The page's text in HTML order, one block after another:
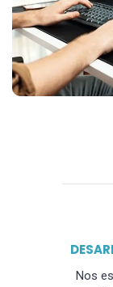
Nos